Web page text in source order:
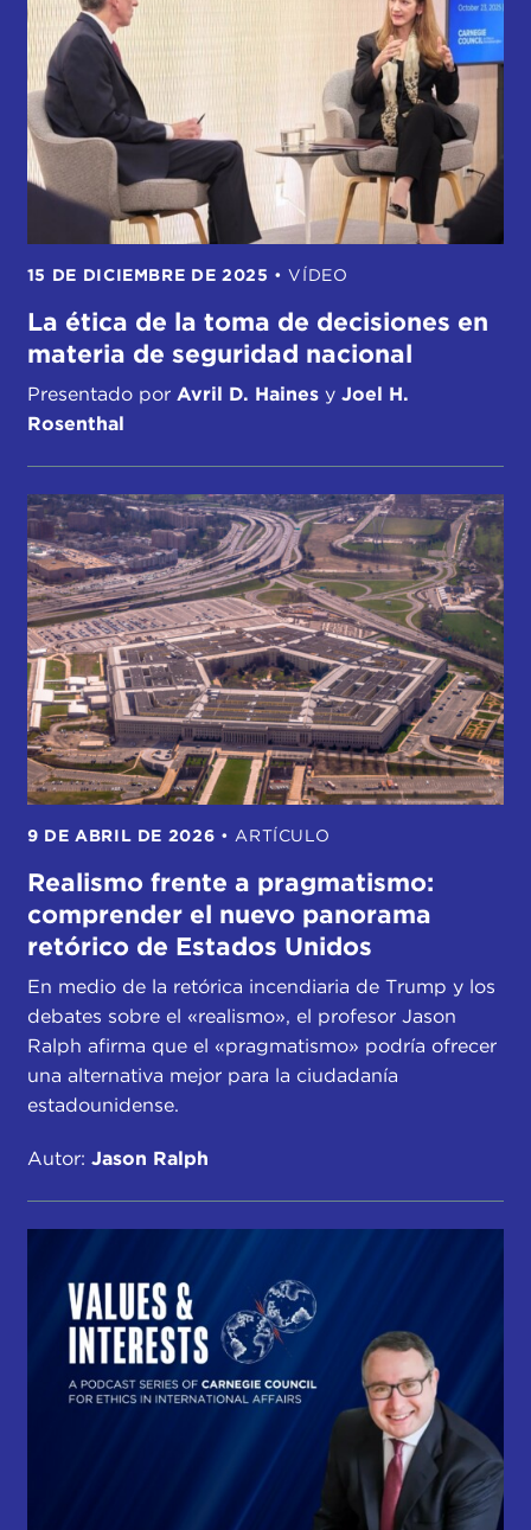
15 DE DICIEMBRE DE 2025 • VÍDEO
La ética de la toma de decisiones en
materia de seguridad nacional
Presentado por Avril D. Hainesy Joel H.
Rosenthal
9 DE ABRIL DE 2026 • ARTÍCULO
Realismo frente a pragmatismo:
comprender el nuevo panorama
retórico de Estados Unidos
En medio de la retórica incendiaria de Trump y los
debates sobre el «realismo», el profesor Jason
Ralph afirma que el «pragmatismo» podría ofrecer
una alternativa mejor para la ciudadanía
estadounidense.
Autor: Jason Ralph